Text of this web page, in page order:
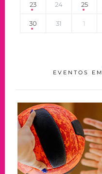
23 24 25
30 31 1
EVENTOS